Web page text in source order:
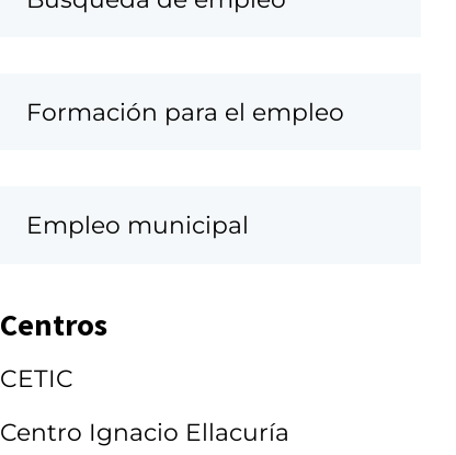
Formación para el empleo
Empleo municipal
Centros
CETIC
Centro Ignacio Ellacuría